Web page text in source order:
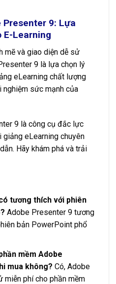
Presenter 9: Lựa
E-Learning
mẽ và giao diện dễ sử
9 là lựa chọn lý
eLearning chất lượng
nghiệm sức mạnh của
9 là công cụ đắc lực
eLearning chuyên
Hãy khám phá và trải
tương thích với phiên
Adobe Presenter 9 tương
bản PowerPoint phổ
mềm Adobe
mua không? Có, Adobe
miễn phí cho phần mềm